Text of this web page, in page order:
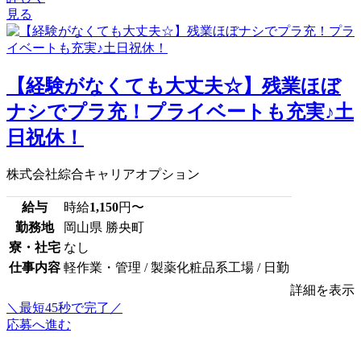
見る
【経験がなくても大丈夫☆】残業ほぼ
ナシでプラ充！プライベートも充実♪土
日祝休！
株式会社綜合キャリアオプション
給与 時給1,150円〜
勤務地
岡山県 勝央町
寮・社宅 なし
仕事内容 軽作業・管理 / 製薬化粧品系工場 / 日勤
詳細を表示
＼最短45秒で完了／
応募へ進む